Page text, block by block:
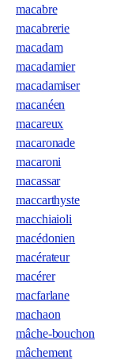
macabre
macabrerie
macadam
macadamier
macadamiser
macanéen
macareux
macaronade
macaroni
macassar
maccarthyste
macchiaioli
macédonien
macérateur
macérer
macfarlane
machaon
mâche-bouchon
mâchement